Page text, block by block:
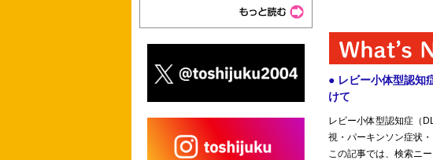
スズキ病院附属助産学校助産学科 京都府医師会看護
ョン専門学校（作業療法学科）